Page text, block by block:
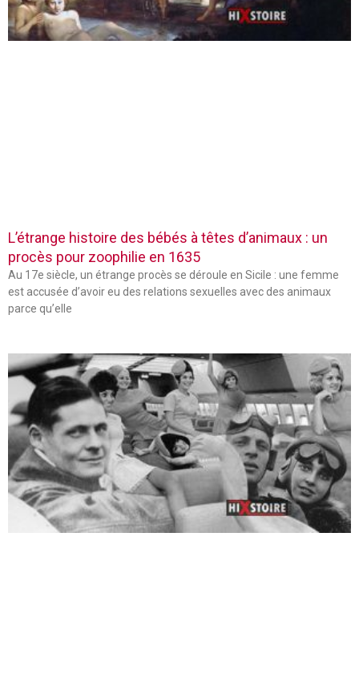
L’étrange histoire des bébés à têtes d’animaux : un
procès pour zoophilie en 1635
Au 17e siècle, un étrange procès se déroule en Sicile : une femme
est accusée d’avoir eu des relations sexuelles avec des animaux
parce qu’elle